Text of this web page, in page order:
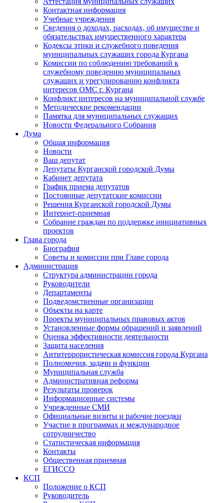
Контактная информация
Учебные учреждения
Сведения о доходах, расходах, об имуществе и
обязательствах имущественного характера
Кодексы этики и служебного поведения
муниципальных служащих города Кургана
Комиссии по соблюдению требований к
служебному поведению муниципальных
служащих и урегулированию конфликта
интересов ОМС г. Кургана
Конфликт интересов на муниципальной службе
Методические рекомендации
Памятка для муниципальных служащих
Новости Федерального Cобрания
Дума
Общая информация
Новости
Ваш депутат
Депутаты Курганской городской Думы
Кабинет депутата
График приема депутатов
Постоянные депутатские комиссии
Решения Курганской городской Думы
Интернет-приемная
Собрание граждан по поддержке инициативных
проектов
Глава города
Биография
Советы и комиссии при Главе города
Администрация
Структура администрации города
Руководители
Департаменты
Подведомственные организации
Объекты на карте
Проекты муниципальных правовых актов
Установленные формы обращений и заявлений
Оценка эффективности деятельности
Защита населения
Антитеррористическая комиссия города Кургана
Полномочия, задачи и функции
Муниципальная служба
Административная реформа
Результаты проверок
Информационные системы
Учрежденные СМИ
Официальные визиты и рабочие поездки
Участие в программах и международное
сотрудничество
Статистическая информация
Контакты
Общественная приемная
ЕГИССО
КСП
Положение о КСП
Руководитель